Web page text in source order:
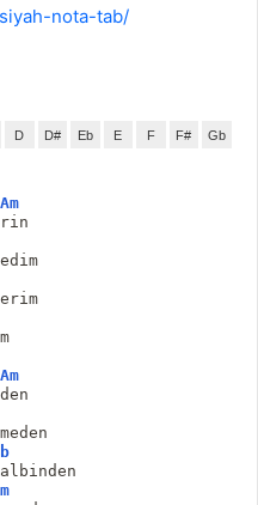
nota-tab/
D D# Eb E F F# Gb
Am
Am